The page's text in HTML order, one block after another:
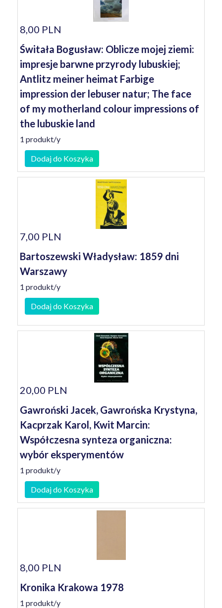
8,00 PLN
Świtała Bogusław: Oblicze mojej ziemi:
impresje barwne przyrody lubuskiej;
Antlitz meiner heimat Farbige
impression der lebuser natur; The face
of my motherland colour impressions of
the lubuskie land
1 produkt/y
Dodaj do Koszyka
7,00 PLN
Bartoszewski Władysław: 1859 dni
Warszawy
1 produkt/y
Dodaj do Koszyka
20,00 PLN
Gawroński Jacek, Gawrońska Krystyna,
Kacprzak Karol, Kwit Marcin:
Współczesna synteza organiczna:
wybór eksperymentów
1 produkt/y
Dodaj do Koszyka
8,00 PLN
Kronika Krakowa 1978
1 produkt/y